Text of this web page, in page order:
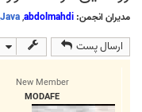
مدیران انجمن: abdolmahdi
,
Java
ارسال پست
New Member
MODAFE